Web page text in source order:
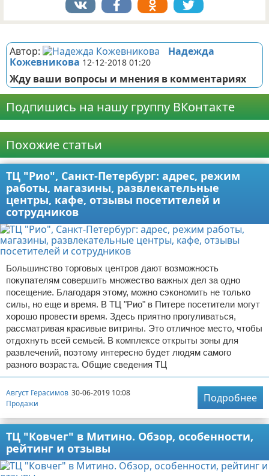
Автор:
Надежда
Кожевникова 12-12-2018 01:20
Жду ваши вопросы и мнения в комментариях
Подпишись на нашу группу ВКонтакте
Похожие статьи
ТЦ "Рио", Санкт-Петербург: адрес, режим
работы, магазины, развлекательные
центры, кафе, отзывы посетителей и
сотрудников
Большинство торговых центров дают возможность
покупателям совершить множество важных дел за одно
посещение. Благодаря этому, можно сэкономить не только
силы, но еще и время. В ТЦ "Рио" в Питере посетители могут
хорошо провести время. Здесь приятно прогуливаться,
рассматривая красивые витрины. Это отличное место, чтобы
отдохнуть всей семьей. В комплексе открыты зоны для
развлечений, поэтому интересно будет людям самого
разного возраста. Общие сведения ТЦ
Август Герасимов 30-06-2019 10:08
Продажи
Подробнее
ТЦ "Ковчег" в Митино. Обзор, особенности,
рейтинг и отзывы